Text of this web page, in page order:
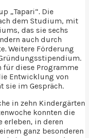
„Tapari“. Die
dem Studium, mit
das sie sechs
auch durch
Weitere Förderung
für diese Programme
Entwicklung von
sie im Gespräch.
in zehn Kindergärten
konnten die
erleben, in deren
ganz besonderen